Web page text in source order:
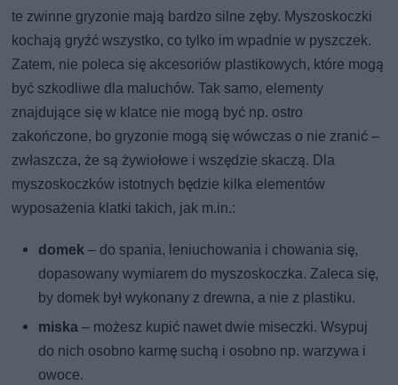
te zwinne gryzonie mają bardzo silne zęby. Myszoskoczki
kochają gryźć wszystko, co tylko im wpadnie w pyszczek.
Zatem, nie poleca się akcesoriów plastikowych, które mogą
być szkodliwe dla maluchów. Tak samo, elementy
znajdujące się w klatce nie mogą być np. ostro
zakończone, bo gryzonie mogą się wówczas o nie zranić –
zwłaszcza, że są żywiołowe i wszędzie skaczą. Dla
myszoskoczków istotnych będzie kilka elementów
wyposażenia klatki takich, jak m.in.:
domek – do spania, leniuchowania i chowania się,
dopasowany wymiarem do myszoskoczka. Zaleca się,
by domek był wykonany z drewna, a nie z plastiku.
miska– możesz kupić nawet dwie miseczki. Wsypuj
do nich osobno karmę suchą i osobno np. warzywa i
owoce.